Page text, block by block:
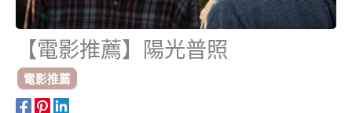
【電影推薦】陽光普照
電影推薦